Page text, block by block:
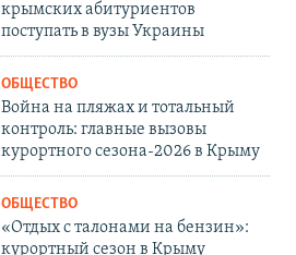
крымских абитуриентов
поступать в вузы Украины
ОБЩЕСТВО
Война на пляжах и тотальный
контроль: главные вызовы
курортного сезона-2026 в Крыму
ОБЩЕСТВО
«Отдых с талонами на бензин»:
курортный сезон в Крыму